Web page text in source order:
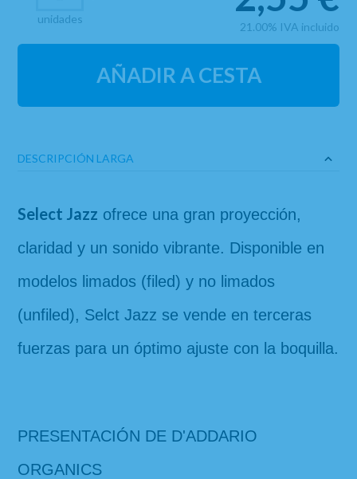
unidades
21.00% IVA incluido
AÑADIR A CESTA
DESCRIPCIÓN LARGA
Select Jazz ofrece una gran proyección,
claridad y un sonido vibrante. Disponible en
modelos limados (filed) y no limados
(unfiled), Selct Jazz se vende en terceras
fuerzas para un óptimo ajuste con la boquilla.
PRESENTACIÓN DE D'ADDARIO
ORGANICS